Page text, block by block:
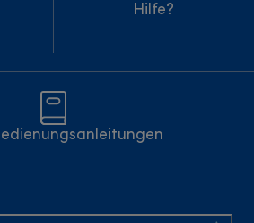
Hilfe?